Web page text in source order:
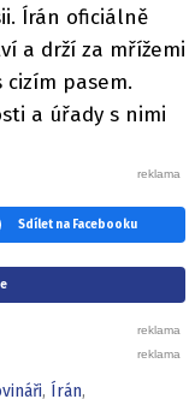
Írán oficiálně
a drží za mřížemi
pasem.
a úřady s nimi
Sdílet na Facebooku
, Írán,